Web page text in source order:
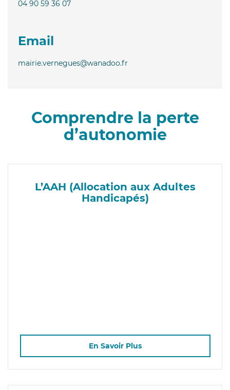
04 90 59 36 07
Email
mairie.vernegues@wanadoo.fr
Comprendre la perte
d’autonomie
L’AAH (Allocation aux Adultes
Handicapés)
En Savoir Plus